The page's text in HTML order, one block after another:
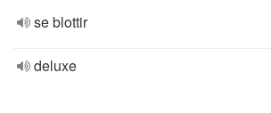
se blottir
deluxe